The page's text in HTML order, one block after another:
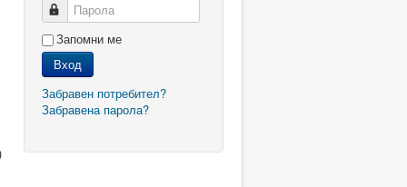
Парола
Запомни ме
Вход
Забравен потребител?
Забравена парола?